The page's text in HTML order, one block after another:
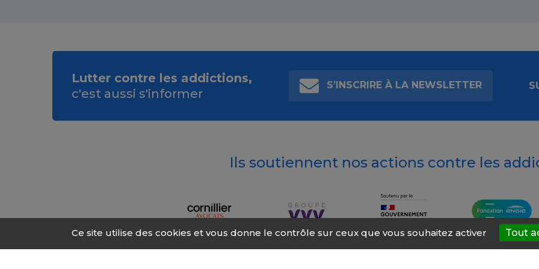
Lutter contre les addictions,
c'est aussi s'informer
S’INSCRIRE À LA NEWSLETTER
Ils soutiennent nos actions contre les
Ce site utilise des cookies et vous donne le contrôle sur ceux que vous souhaitez activer Tout